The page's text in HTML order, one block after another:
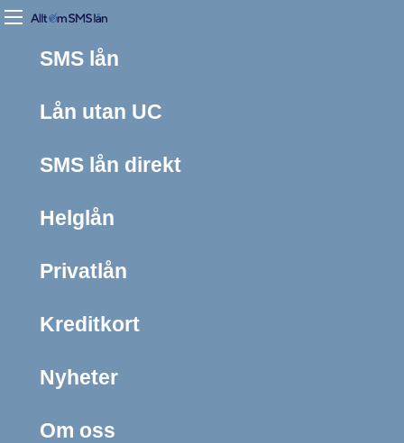
SMS lån
Lån utan UC
SMS lån direkt
Helglån
Privatlån
Kreditkort
Nyheter
Om oss